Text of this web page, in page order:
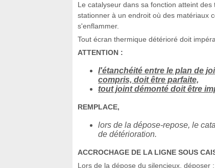
Le catalyseur dans sa fonction atteint
stationner à un endroit où des matériaux
s'enflammer.
Tout écran thermique détérioré doit
ATTENTION :
l'étanchéité entre le plan de
compris, doit être parfaite,
tout joint démonté doit être
REMPLACE,
lors de la dépose-repose, le
de détérioration.
ACCROCHAGE DE LA LIGNE SOUS
Lors de la dépose du silencieux, déposer :